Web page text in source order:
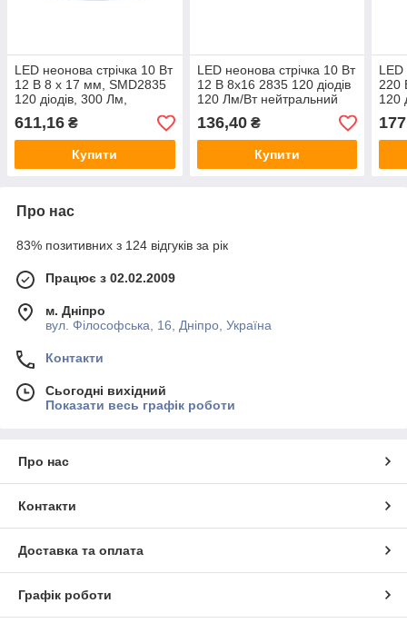
LED неонова стрічка 10 Вт
12 В 8 х 17 мм, SMD2835
120 діодів, 300 Лм,
нейтральний білий 4000К,
серія Neon Electro
611,16 ₴
Купити
LED неонова стрічка 10 Вт
12 В 8х16 2835 120 діодів
120 Лм/Вт нейтральний
білий 4000К (серія Neon),
гарантія 3
136,40₴
Купити
LED
220
120
Про нас
83% позитивних з 124 відгуків за рік
Працює з 02.02.2009
м. Дніпро
вул. Філософська, 16, Дніпро, Україна
Контакти
Сьогодні вихідний
Показати весь графік роботи
Про нас
Контакти
Доставка та оплата
Графік роботи